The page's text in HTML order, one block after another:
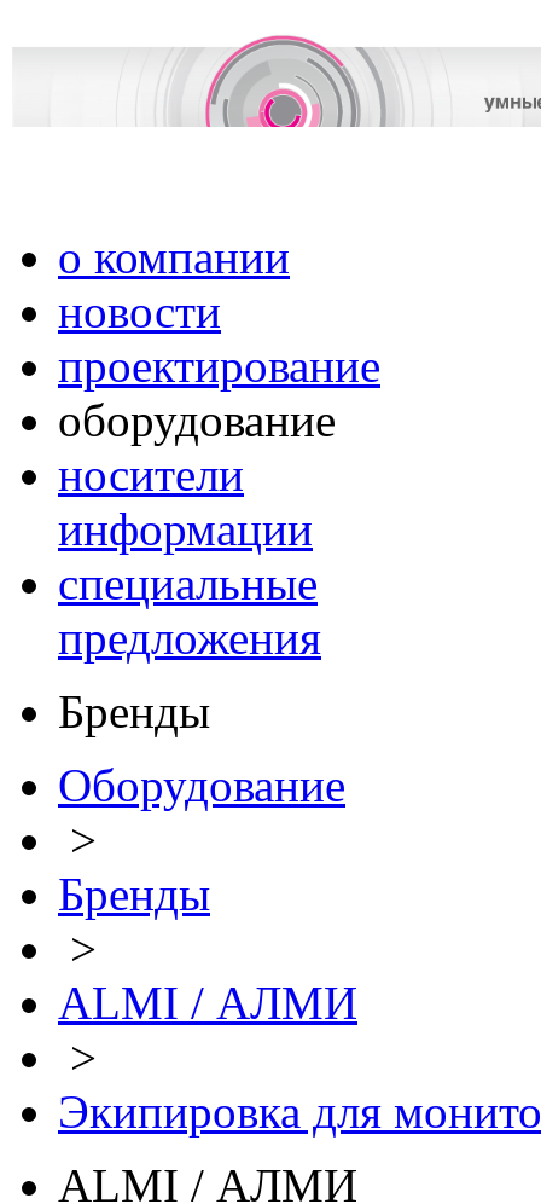
о компании
новости
проектирование
оборудование
носители
информации
специальные
предложения
Бренды
Оборудование
>
Бренды
>
ALMI / АЛМИ
>
Экипировка для
ALMI / АЛМИ